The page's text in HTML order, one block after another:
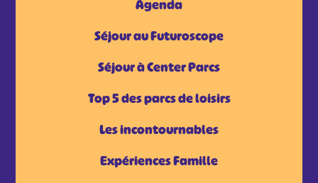
Agenda
Séjour au Futuroscope
Séjour à Center Parcs
Top 5 des parcs de loisirs
Les incontournables
Expériences Famille